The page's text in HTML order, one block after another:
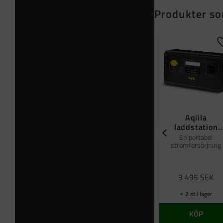
Produkter
Aqiila
laddstation
Powerbird S300
En portabel
strömförsörjning
3 495 SEK
2 st i lager
KÖP